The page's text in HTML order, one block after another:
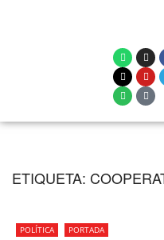
ETIQUETA:
POLÍTICA PORTADA